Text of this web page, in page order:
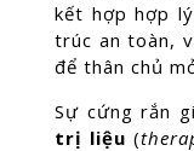
kết hợp hợp
trúc an toàn,
để thân chủ
Sự cứng rắn
trị liệu (